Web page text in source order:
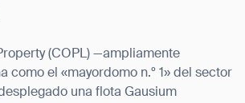
(COPL) —ampliamente
como el «mayordomo n.º 1» del sector
una flota Gausium